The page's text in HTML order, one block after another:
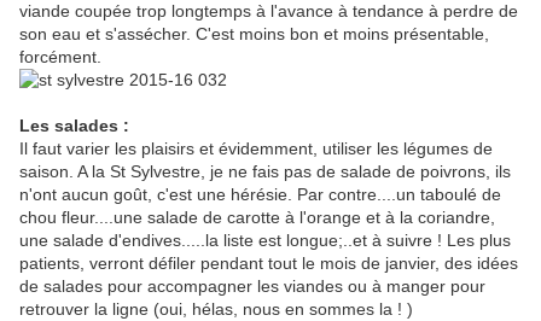
viande coupée trop longtemps à l'avance à tendance à perdre de
son eau et s'assécher. C'est moins bon et moins présentable,
forcément.
Les salades :
Il faut varier les plaisirs et évidemment, utiliser les légumes de
saison. A la St Sylvestre, je ne fais pas de salade de poivrons, ils
n'ont aucun goût, c'est une hérésie. Par contre....un taboulé de
chou fleur....une salade de carotte à l'orange et à la coriandre,
une salade d'endives.....la liste est longue;..et à suivre ! Les plus
patients, verront défiler pendant tout le mois de janvier, des idées
de salades pour accompagner les viandes ou à manger pour
retrouver la ligne (oui, hélas, nous en sommes la ! )